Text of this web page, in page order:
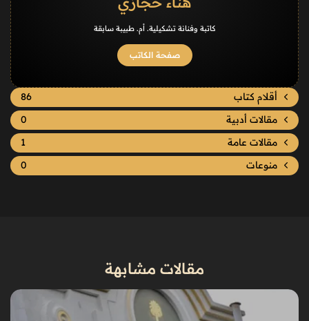
كاتبة وفنانة تشكيلية. أم. طبيبة سابقة
صفحة الكاتب
أقلام كتاب
86
مقالات أدبية
0
مقالات عامة
1
منوعات
0
مقالات مشابهة